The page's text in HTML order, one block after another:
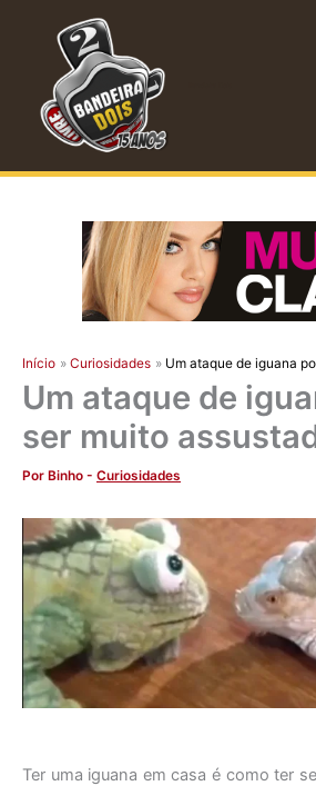
conteúdo
Início Curiosidades Um ataque de iguana
Um ataque de
ser muito
Por Binho - Curiosidades
Ter uma iguana em casa é como ter